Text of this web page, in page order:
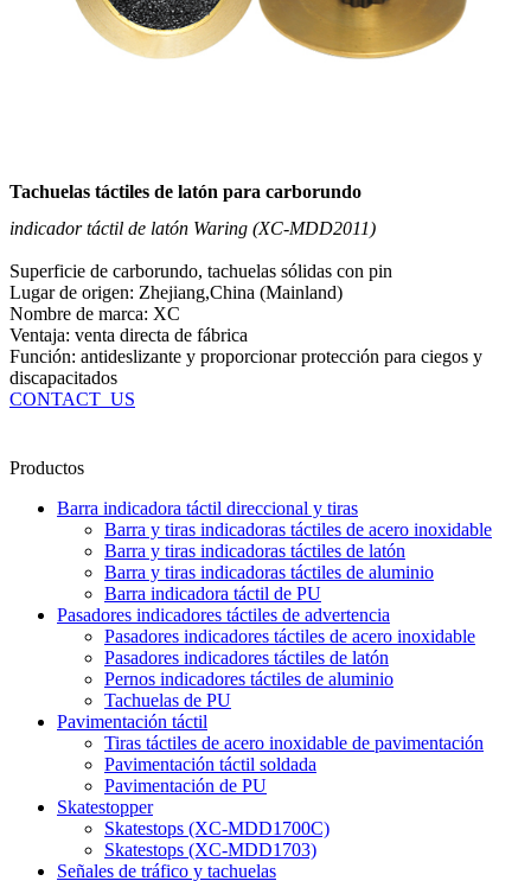
Tachuelas táctiles de latón para carborundo
indicador táctil de latón Waring (XC-MDD2011)
Superficie de carborundo, tachuelas sólidas con pin
Lugar de origen: Zhejiang,China (Mainland)
Nombre de marca: XC
Ventaja: venta directa de fábrica
Función: antideslizante y proporcionar protección para ciegos y
discapacitados
CONTACT_US
Productos
Barra indicadora táctil direccional y tiras
Barra y tiras indicadoras táctiles de acero inoxidable
Barra y tiras indicadoras táctiles de latón
Barra y tiras indicadoras táctiles de aluminio
Barra indicadora táctil de PU
Pasadores indicadores táctiles de advertencia
Pasadores indicadores táctiles de acero inoxidable
Pasadores indicadores táctiles de latón
Pernos indicadores táctiles de aluminio
Tachuelas de PU
Pavimentación táctil
Tiras táctiles de acero inoxidable de pavimentación
Pavimentación táctil soldada
Pavimentación de PU
Skatestopper
Skatestops (XC-MDD1700C)
Skatestops (XC-MDD1703)
Señales de tráfico y tachuelas